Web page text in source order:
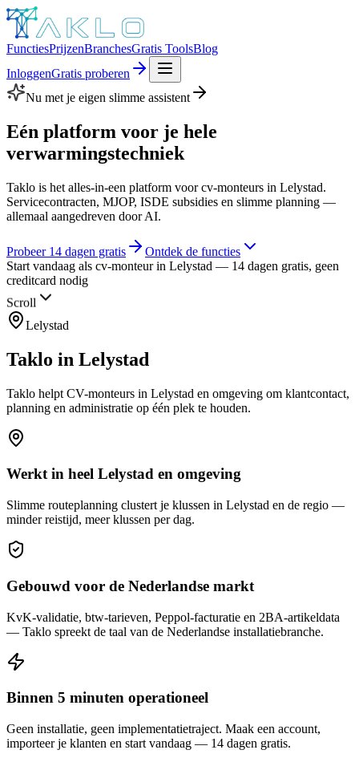
FunctiesPrijzenBranchesGratis ToolsBlog
InloggenGratis proberen
Nu met je eigen slimme assistent
Eén platform voor je hele
verwarmingstechniek
Taklo is het alles-in-een platform voor cv-monteurs in Lelystad.
Servicecontracten, MJOP, ISDE subsidies en slimme planning —
allemaal aangedreven door AI.
Probeer 14 dagen gratis
Ontdek de functies
Start vandaag als cv-monteur in Lelystad — 14 dagen gratis, geen
creditcard nodig
Scroll
Lelystad
Taklo in Lelystad
Taklo helpt CV-monteurs in Lelystad en omgeving om klantcontact,
planning en administratie op één plek te houden.
Werkt in heel Lelystad en omgeving
Slimme routeplanning clustert je klussen in Lelystad en de regio —
minder reistijd, meer klussen per dag.
Gebouwd voor de Nederlandse markt
KvK-validatie, btw-tarieven, Peppol-facturatie en 2BA-artikeldata
— Taklo spreekt de taal van de Nederlandse installatiebranche.
Binnen 5 minuten operationeel
Geen installatie, geen implementatietraject. Maak een account,
importeer je klanten en start vandaag — 14 dagen gratis.